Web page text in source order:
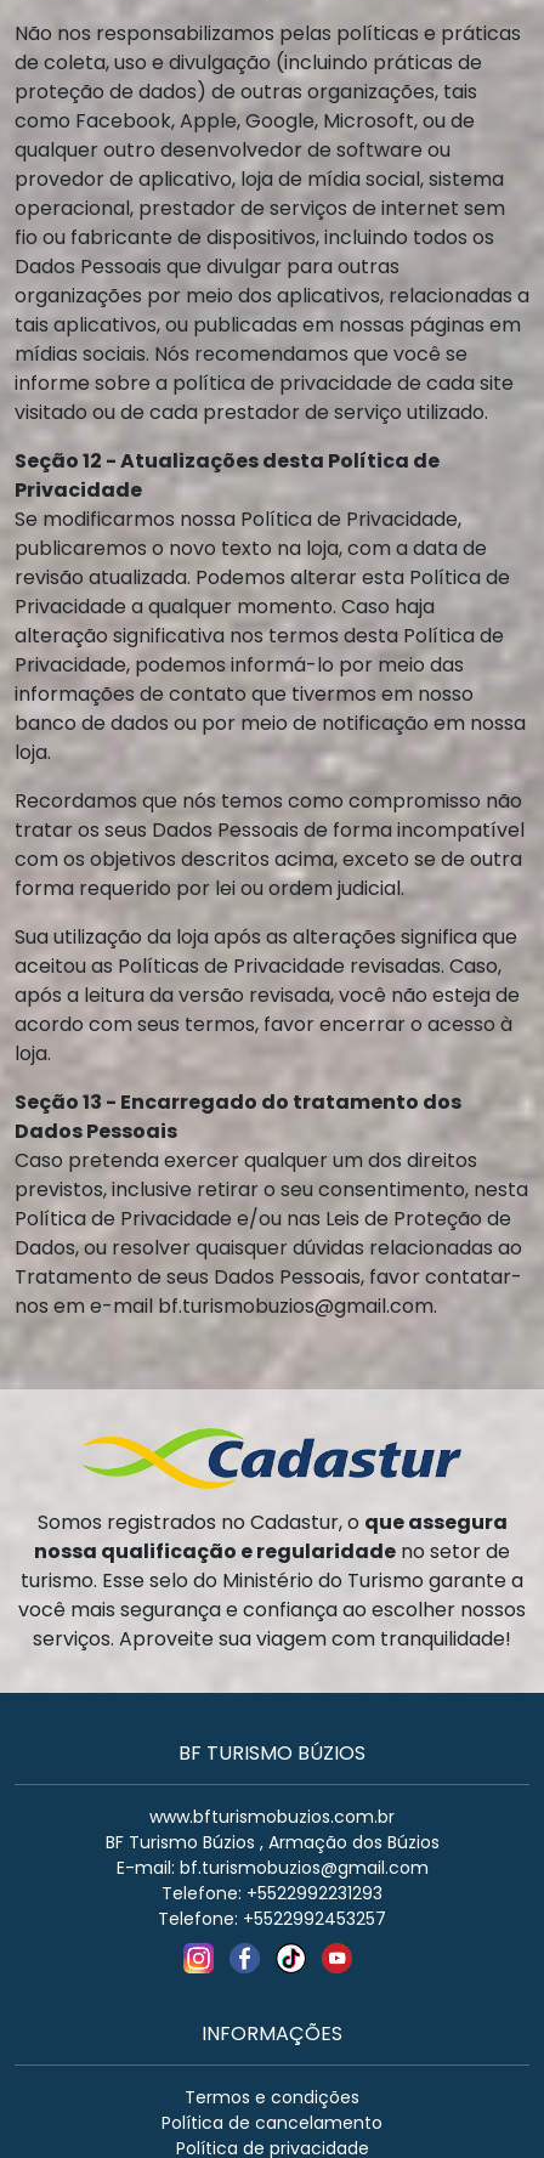
Não nos responsabilizamos pelas políticas e práticas
de coleta, uso e divulgação (incluindo práticas de
proteção de dados) de outras organizações, tais
como Facebook, Apple, Google, Microsoft, ou de
qualquer outro desenvolvedor de software ou
provedor de aplicativo, loja de mídia social, sistema
operacional, prestador de serviços de internet sem
fio ou fabricante de dispositivos, incluindo todos os
Dados Pessoais que divulgar para outras
organizações por meio dos aplicativos, relacionadas a
tais aplicativos, ou publicadas em nossas páginas em
mídias sociais. Nós recomendamos que você se
informe sobre a política de privacidade de cada site
visitado ou de cada prestador de serviço utilizado.
Seção 12 - Atualizações desta Política de
Privacidade
Se modificarmos nossa Política de Privacidade,
publicaremos o novo texto na loja, com a data de
revisão atualizada. Podemos alterar esta Política de
Privacidade a qualquer momento. Caso haja
alteração significativa nos termos desta Política de
Privacidade, podemos informá-lo por meio das
informações de contato que tivermos em nosso
banco de dados ou por meio de notificação em nossa
loja.
Recordamos que nós temos como compromisso não
tratar os seus Dados Pessoais de forma incompatível
com os objetivos descritos acima, exceto se de outra
forma requerido por lei ou ordem judicial.
Sua utilização da loja após as alterações significa que
aceitou as Políticas de Privacidade revisadas. Caso,
após a leitura da versão revisada, você não esteja de
acordo com seus termos, favor encerrar o acesso à
loja.
Seção 13 - Encarregado do tratamento dos
Dados Pessoais
Caso pretenda exercer qualquer um dos direitos
previstos, inclusive retirar o seu consentimento, nesta
Política de Privacidade e/ou nas Leis de Proteção de
Dados, ou resolver quaisquer dúvidas relacionadas ao
Tratamento de seus Dados Pessoais, favor contatar-
nos em e-mail bf.turismobuzios@gmail.com.
Somos registrados no Cadastur, o que assegura
nossa qualificação e regularidade no setor de
turismo. Esse selo do Ministério do Turismo garante a
você mais segurança e confiança ao escolher nossos
serviços. Aproveite sua viagem com tranquilidade!
BF TURISMO BÚZIOS
www.bfturismobuzios.com.br
BF Turismo Búzios , Armação dos Búzios
E-mail: bf.turismobuzios@gmail.com
Telefone: +5522992231293
Telefone: +5522992453257
INFORMAÇÕES
Termos e condições
Política de cancelamento
Política de privacidade